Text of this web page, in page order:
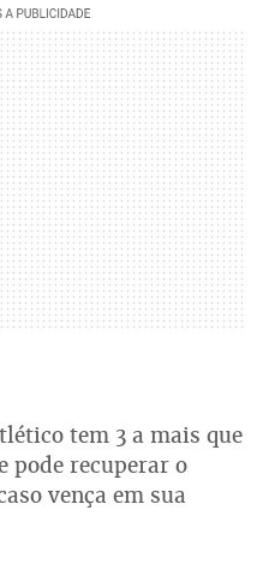
tem 3 a mais que
pode recuperar o
vença em sua